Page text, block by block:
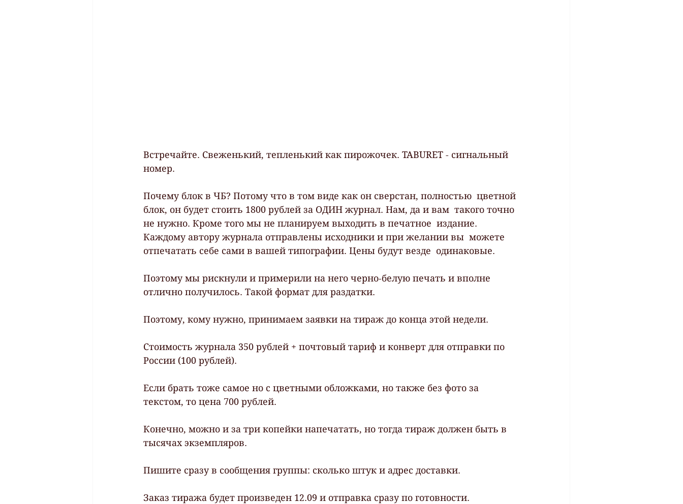
Встречайте. Свеженький, тепленький как пирожочек. TABURET - сигнальный
номер.
Почему блок в ЧБ? Потому что в том виде как он сверстан, полностью  цветной
блок, он будет стоить 1800 рублей за ОДИН журнал. Нам, да и вам  такого точно
не нужно. Кроме того мы не планируем выходить в печатное  издание.
Каждому автору журнала отправлены исходники и при желании вы  можете
отпечатать себе сами в вашей типографии. Цены будут везде  одинаковые.
Поэтому мы рискнули и примерили на него черно-белую печать и вполне
отлично получилось. Такой формат для раздатки.
Поэтому, кому нужно, принимаем заявки на тираж до конца этой недели.
Стоимость журнала 350 рублей + почтовый тариф и конверт для отправки по
России (100 рублей).
Если брать тоже самое но с цветными обложками, но также без фото за
текстом, то цена 700 рублей.
Конечно, можно и за три копейки напечатать, но тогда тираж должен быть в
тысячах экземпляров.
Пишите сразу в сообщения группы: сколько штук и адрес доставки.
Заказ тиража будет произведен 12.09 и отправка сразу по готовности.